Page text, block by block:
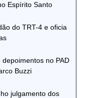
Espírito Santo
do TRT-4 e oficia
depoimentos no PAD
Buzzi
julgamento dos